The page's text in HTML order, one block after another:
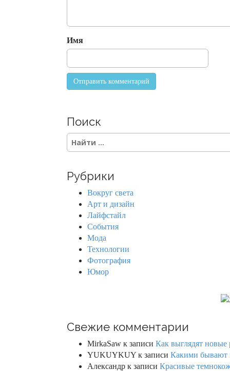
o
n
Имя
Поиск
S
e
c
Рубрики
Вокруг света
Арт и дизайн
Лайфстайл
События
Мода
Технологии
Фотография
Юмор
Свежие комментарии
MirkaSaw к записи Как выглядят новые
YUKUYKUY к записи Какими бывают
Александр к записи Красивые